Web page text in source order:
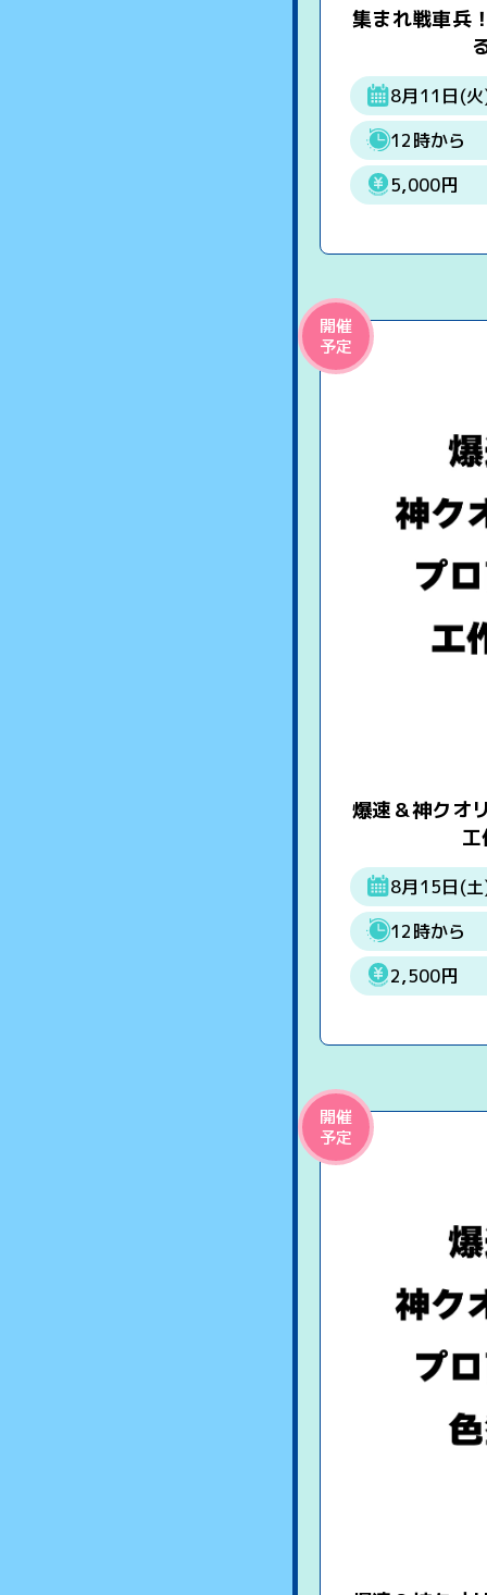
集まれ戦車兵
8月11日(
12時から
5,000円
開催
予定
爆速＆神クオ
8月15日(
12時から
2,500円
開催
予定